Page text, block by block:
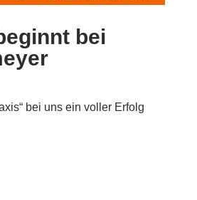
bei
bei uns ein voller Erfolg